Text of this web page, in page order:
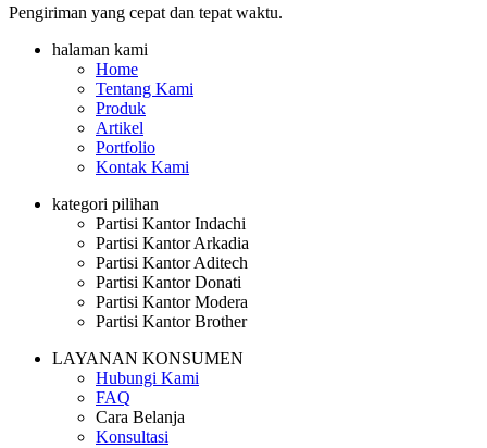
Pengiriman yang cepat dan tepat waktu.
halaman kami
Home
Tentang Kami
Produk
Artikel
Portfolio
Kontak Kami
kategori pilihan
Partisi Kantor Indachi
Partisi Kantor Arkadia
Partisi Kantor Aditech
Partisi Kantor Donati
Partisi Kantor Modera
Partisi Kantor Brother
LAYANAN KONSUMEN
Hubungi Kami
FAQ
Cara Belanja
Konsultasi